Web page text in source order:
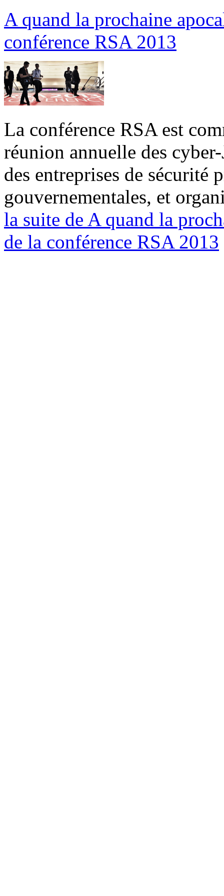
A quand la prochaine
conférence RSA 2013
La conférence RSA est
réunion annuelle des
des entreprises de sécurité
gouvernementales, et
la suite de A quand la
de la conférence RSA 2013